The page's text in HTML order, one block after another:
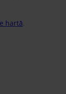
hartǎ.